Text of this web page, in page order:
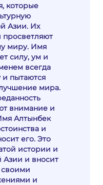
которые
Азии. Их
просветляют
миру. Имя
силу, ум и
всегда
и пытаются
мира.
внимание и
Алтынбек
и
его. Это
истории и
Азии и вносит
и